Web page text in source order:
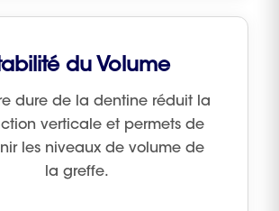
du Volume
dure de la dentine réduit la
verticale et permets de
les niveaux de volume de
la greffe.